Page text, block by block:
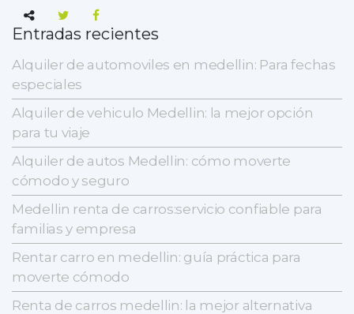
Entradas recientes
Alquiler de automoviles en medellin: Para fechas
especiales
Alquiler de vehiculo Medellin: la mejor opción
para tu viaje
Alquiler de autos Medellin: cómo moverte
cómodo y seguro
Medellin renta de carros:servicio confiable para
familias y empresa
Rentar carro en medellin: guía práctica para
moverte cómodo
Renta de carros medellin: la mejor alternativa